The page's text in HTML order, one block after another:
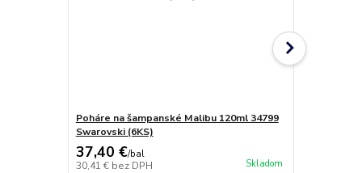
Poháre na šampanské Malibu 120ml 34799
Swarovski (6KS)
37,40 €/bal
30,41 € bez DPH Skladom